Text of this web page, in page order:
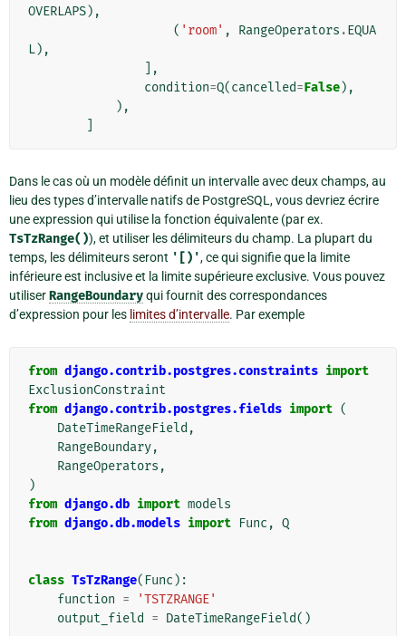
OVERLAPS),
( 'room' , RangeOperators .EQUA
L),
],
condition=Q(cancelled=False),
),
Dans le cas où un modèle définit un intervalle avec deux champs, au
lieu des types d’intervalle natifs de PostgreSQL, vous devriez écrire
une expression qui utilise la fonction équivalente (par ex.
TsTzRange()), et utiliser les délimiteurs du champ. La plupart du
temps, les délimiteurs seront '[)', ce qui signifie que la limite
inférieure est inclusive et la limite supérieure exclusive. Vous pouvez
utiliserRangeBoundaryqui fournit des correspondances
d’expression pour les limites d’intervalle. Par exemple
from django.contrib.postgres.constraints import
ExclusionConstraint
from django.contrib.postgres.fields import (
DateTimeRangeField ,
RangeBoundary,
RangeOperators ,
)
from django.db import models
from django.db.models import Func , Q
class TsTzRange( Func ):
function =
'TSTZRANGE'
output_field
= DateTimeRangeField()